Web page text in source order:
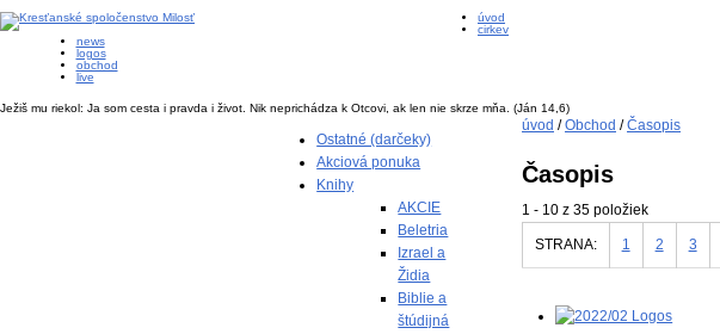
úvod
cirkev
news
logos
obchod
live
Ježiš mu riekol: Ja som cesta i pravda i život. Nik neprichádza k Otcovi, ak len nie skrze mňa. (Ján 14,6)
Ostatné (darčeky)
Akciová ponuka
Knihy
AKCIE
Beletria
Izrael a
Židia
Biblie a
štúdijná
úvod /Obchod /Časopis
Časopis
1 - 10 z 35 položiek
STRANA: 1 2 3